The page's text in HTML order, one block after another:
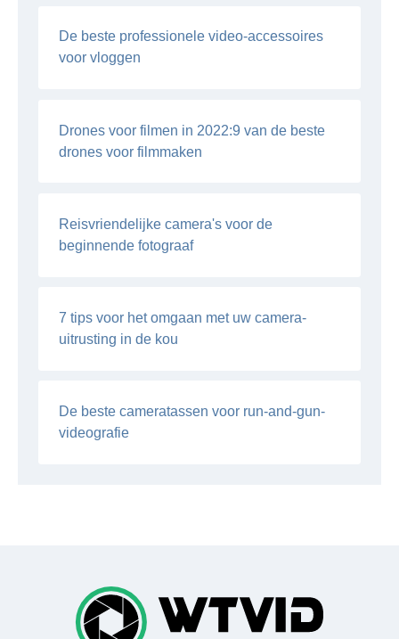
De beste professionele video-accessoires
voor vloggen
Drones voor filmen in 2022:9 van de beste
drones voor filmmaken
Reisvriendelijke camera's voor de
beginnende fotograaf
7 tips voor het omgaan met uw camera-
uitrusting in de kou
De beste cameratassen voor run-and-gun-
videografie